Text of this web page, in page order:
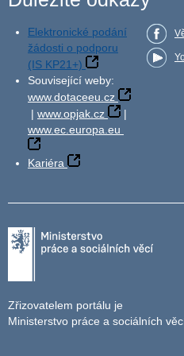
Elektronické podání
žádosti o podporu
(IS KP21+)
Související weby:
www.dotaceeu.cz
| www.opjak.cz
|
www.ec.europa.eu
Kariéra
Zřizovatelem portálu je
Ministerstvo práce a sociálních